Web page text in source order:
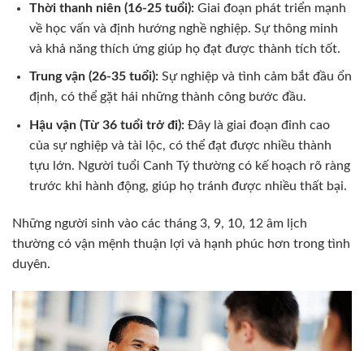
Thời thanh niên (16-25 tuổi):Giai đoạn phát triển mạnh
về học vấn và định hướng nghề nghiệp. Sự thông minh
và khả năng thích ứng giúp họ đạt được thành tích tốt.
Trung vận (26-35 tuổi):Sự nghiệp và tình cảm bắt đầu ổn
định, có thể gặt hái những thành công bước đầu.
Hậu vận (Từ 36 tuổi trở đi):Đây là giai đoạn đỉnh cao
của sự nghiệp và tài lộc, có thể đạt được nhiều thành
tựu lớn. Người tuổi Canh Tý thường có kế hoạch rõ ràng
trước khi hành động, giúp họ tránh được nhiều thất bại.
Những người sinh vào các tháng 3, 9, 10, 12 âm lịch
thường có vận mệnh thuận lợi và hạnh phúc hơn trong tình
duyên.